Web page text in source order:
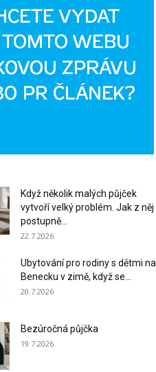
Když několik malých půjček
vytvoří velký problém. Jak z něj
postupně...
22.7.2026
Ubytování pro rodiny s dětmi na
Benecku v zimě, když se...
20.7.2026
Bezúročná půjčka
19.7.2026